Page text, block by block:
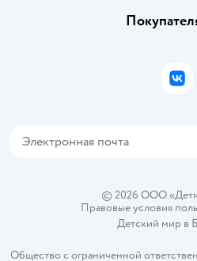
Правила
Политика
Бонусные
© 2026 ООО
Правовые условия
Детский мир в
Общество с ограниченной